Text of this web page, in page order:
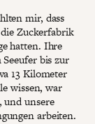
mir, dass
Zuckerfabrik
hatten. Ihre
bis zur
13 Kilometer
wissen, war
und unsere
arbeiten.